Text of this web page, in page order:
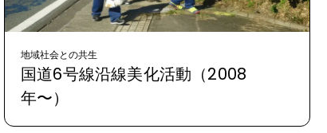
地域社会との共生
国道6号線沿線美化活動（2008
年〜）